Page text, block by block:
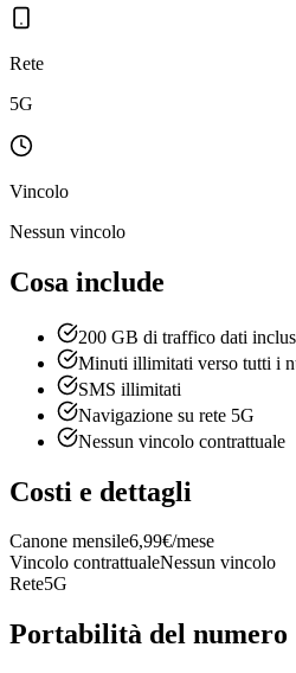
Rete
5G
Vincolo
Nessun vincolo
Cosa include
200 GB di traffico dati
Minuti illimitati verso tutti i
SMS illimitati
Navigazione su rete 5G
Nessun vincolo contrattuale
Costi e dettagli
Canone mensile6,99€/mese
Vincolo contrattualeNessun vincolo
Rete5G
Portabilità del numero